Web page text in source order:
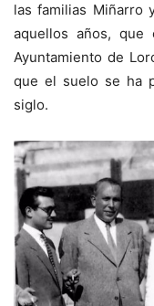
las familias Miñarro
aquellos años,
Ayuntamiento de
que el suelo se ha
siglo.